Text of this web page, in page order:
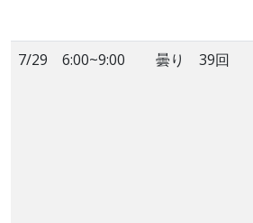
7/29 6:00~9:00 曇り 39回